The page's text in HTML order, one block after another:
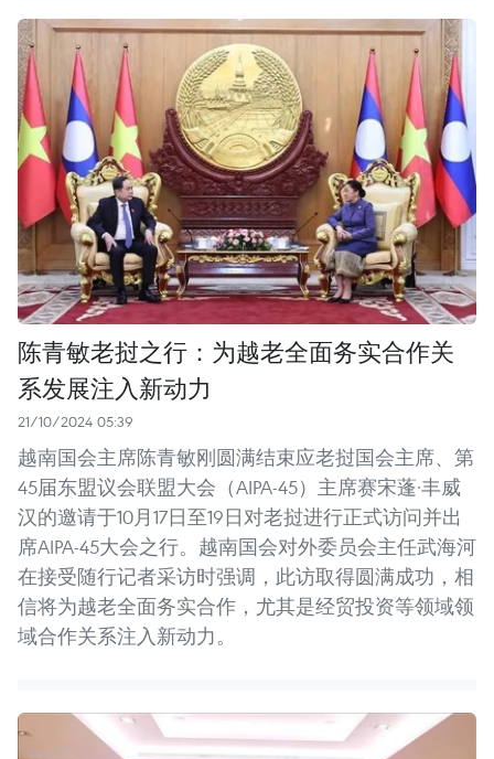
陈青敏老挝之行：为越老全面务实合作关
系发展注入新动力
21/10/2024 05:39
越南国会主席陈青敏刚圆满结束应老挝国会主席、第
45届东盟议会联盟大会（AIPA-45）主席赛宋蓬·丰威
汉的邀请于10月17日至19日对老挝进行正式访问并出
席AIPA-45大会之行。越南国会对外委员会主任武海河
在接受随行记者采访时强调，此访取得圆满成功，相
信将为越老全面务实合作，尤其是经贸投资等领域领
域合作关系注入新动力。